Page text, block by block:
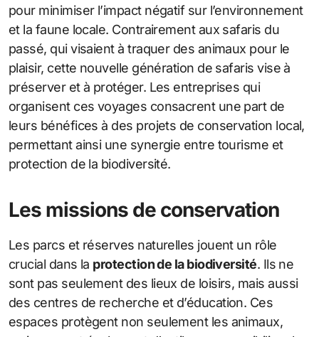
pour minimiser l’impact négatif sur l’environnement
et la faune locale. Contrairement aux safaris du
passé, qui visaient à traquer des animaux pour le
plaisir, cette nouvelle génération de safaris vise à
préserver et à protéger. Les entreprises qui
organisent ces voyages consacrent une part de
leurs bénéfices à des projets de conservation local,
permettant ainsi une synergie entre tourisme et
protection de la biodiversité.
Les missions de conservation
Les parcs et réserves naturelles jouent un rôle
crucial dans la protection de la biodiversité. Ils ne
sont pas seulement des lieux de loisirs, mais aussi
des centres de recherche et d’éducation. Ces
espaces protègent non seulement les animaux,